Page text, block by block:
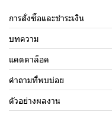
การสั่งซื้อและชำระเงิน
บทความ
แคตตาล็อค
คำถามที่พบบ่อย
ตัวอย่างผลงาน